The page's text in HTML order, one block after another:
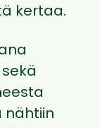
kertaa.
nähtiin